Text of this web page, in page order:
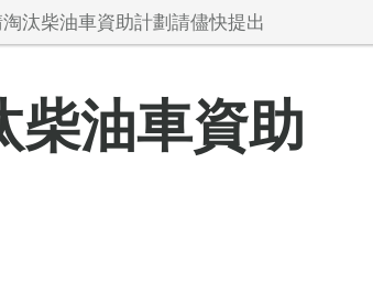
汰柴油車資助計劃請儘快提出
柴油車資助